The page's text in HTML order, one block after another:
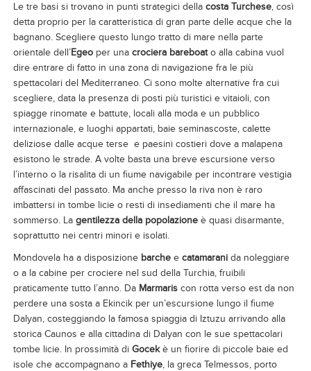
Le tre basi si trovano in punti strategici dellacosta Turchese, così
detta proprio per la caratteristica di gran parte delle acque che la
bagnano. Scegliere questo lungo tratto di mare nella parte
orientale dell’Egeo per unacrociera bareboato alla cabina vuol
dire entrare di fatto in una zona di navigazione fra le più
spettacolari del Mediterraneo. Ci sono molte alternative fra cui
scegliere, data la presenza di posti più turistici e vitaioli, con
spiagge rinomate e battute, locali alla moda e un pubblico
internazionale, e luoghi appartati, baie seminascoste, calette
deliziose dalle acque terse e paesini costieri dove a malapena
esistono le strade. A volte basta una breve escursione verso
l’interno o la risalita di un fiume navigabile per incontrare vestigia
affascinati del passato. Ma anche presso la riva non è raro
imbattersi in tombe licie o resti di insediamenti che il mare ha
sommerso. Lagentilezza della popolazione è quasi disarmante,
soprattutto nei centri minori e isolati.
Mondovela ha a disposizione barche ecatamarani da noleggiare
o a la cabine per crociere nel sud della Turchia, fruibili
praticamente tutto l’anno. Da Marmaris con rotta verso est da non
perdere una sosta a Ekincik per un’escursione lungo il fiume
Dalyan, costeggiando la famosa spiaggia di Iztuzu arrivando alla
storica Caunos e alla cittadina di Dalyan con le sue spettacolari
tombe licie. In prossimità diGocekè un fiorire di piccole baie ed
isole che accompagnano a Fethiye, la greca Telmessos, porto